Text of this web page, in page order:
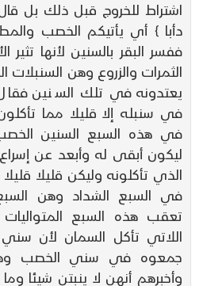
اشتراط للخروج قبل ذلك بل
دأبا } أي يأتيكم الخصب
ففسر البقر بالسنين لأنها
الثمرات والزروع وهن
يعتدونه في تلك السنين
في سنبله إلا قليلا مما
في هذه السبع السنين
ليكون أبقى له وأبعد عن إسراع
الذي تأكلونه وليكن قليلا
في السبع الشداد وهن
تعقب هذه السبع
اللاتي تأكل السمان لأن
جمعوه في سني الخصب وهن
وأخبرهم أنهن لا ينبتن شيئا